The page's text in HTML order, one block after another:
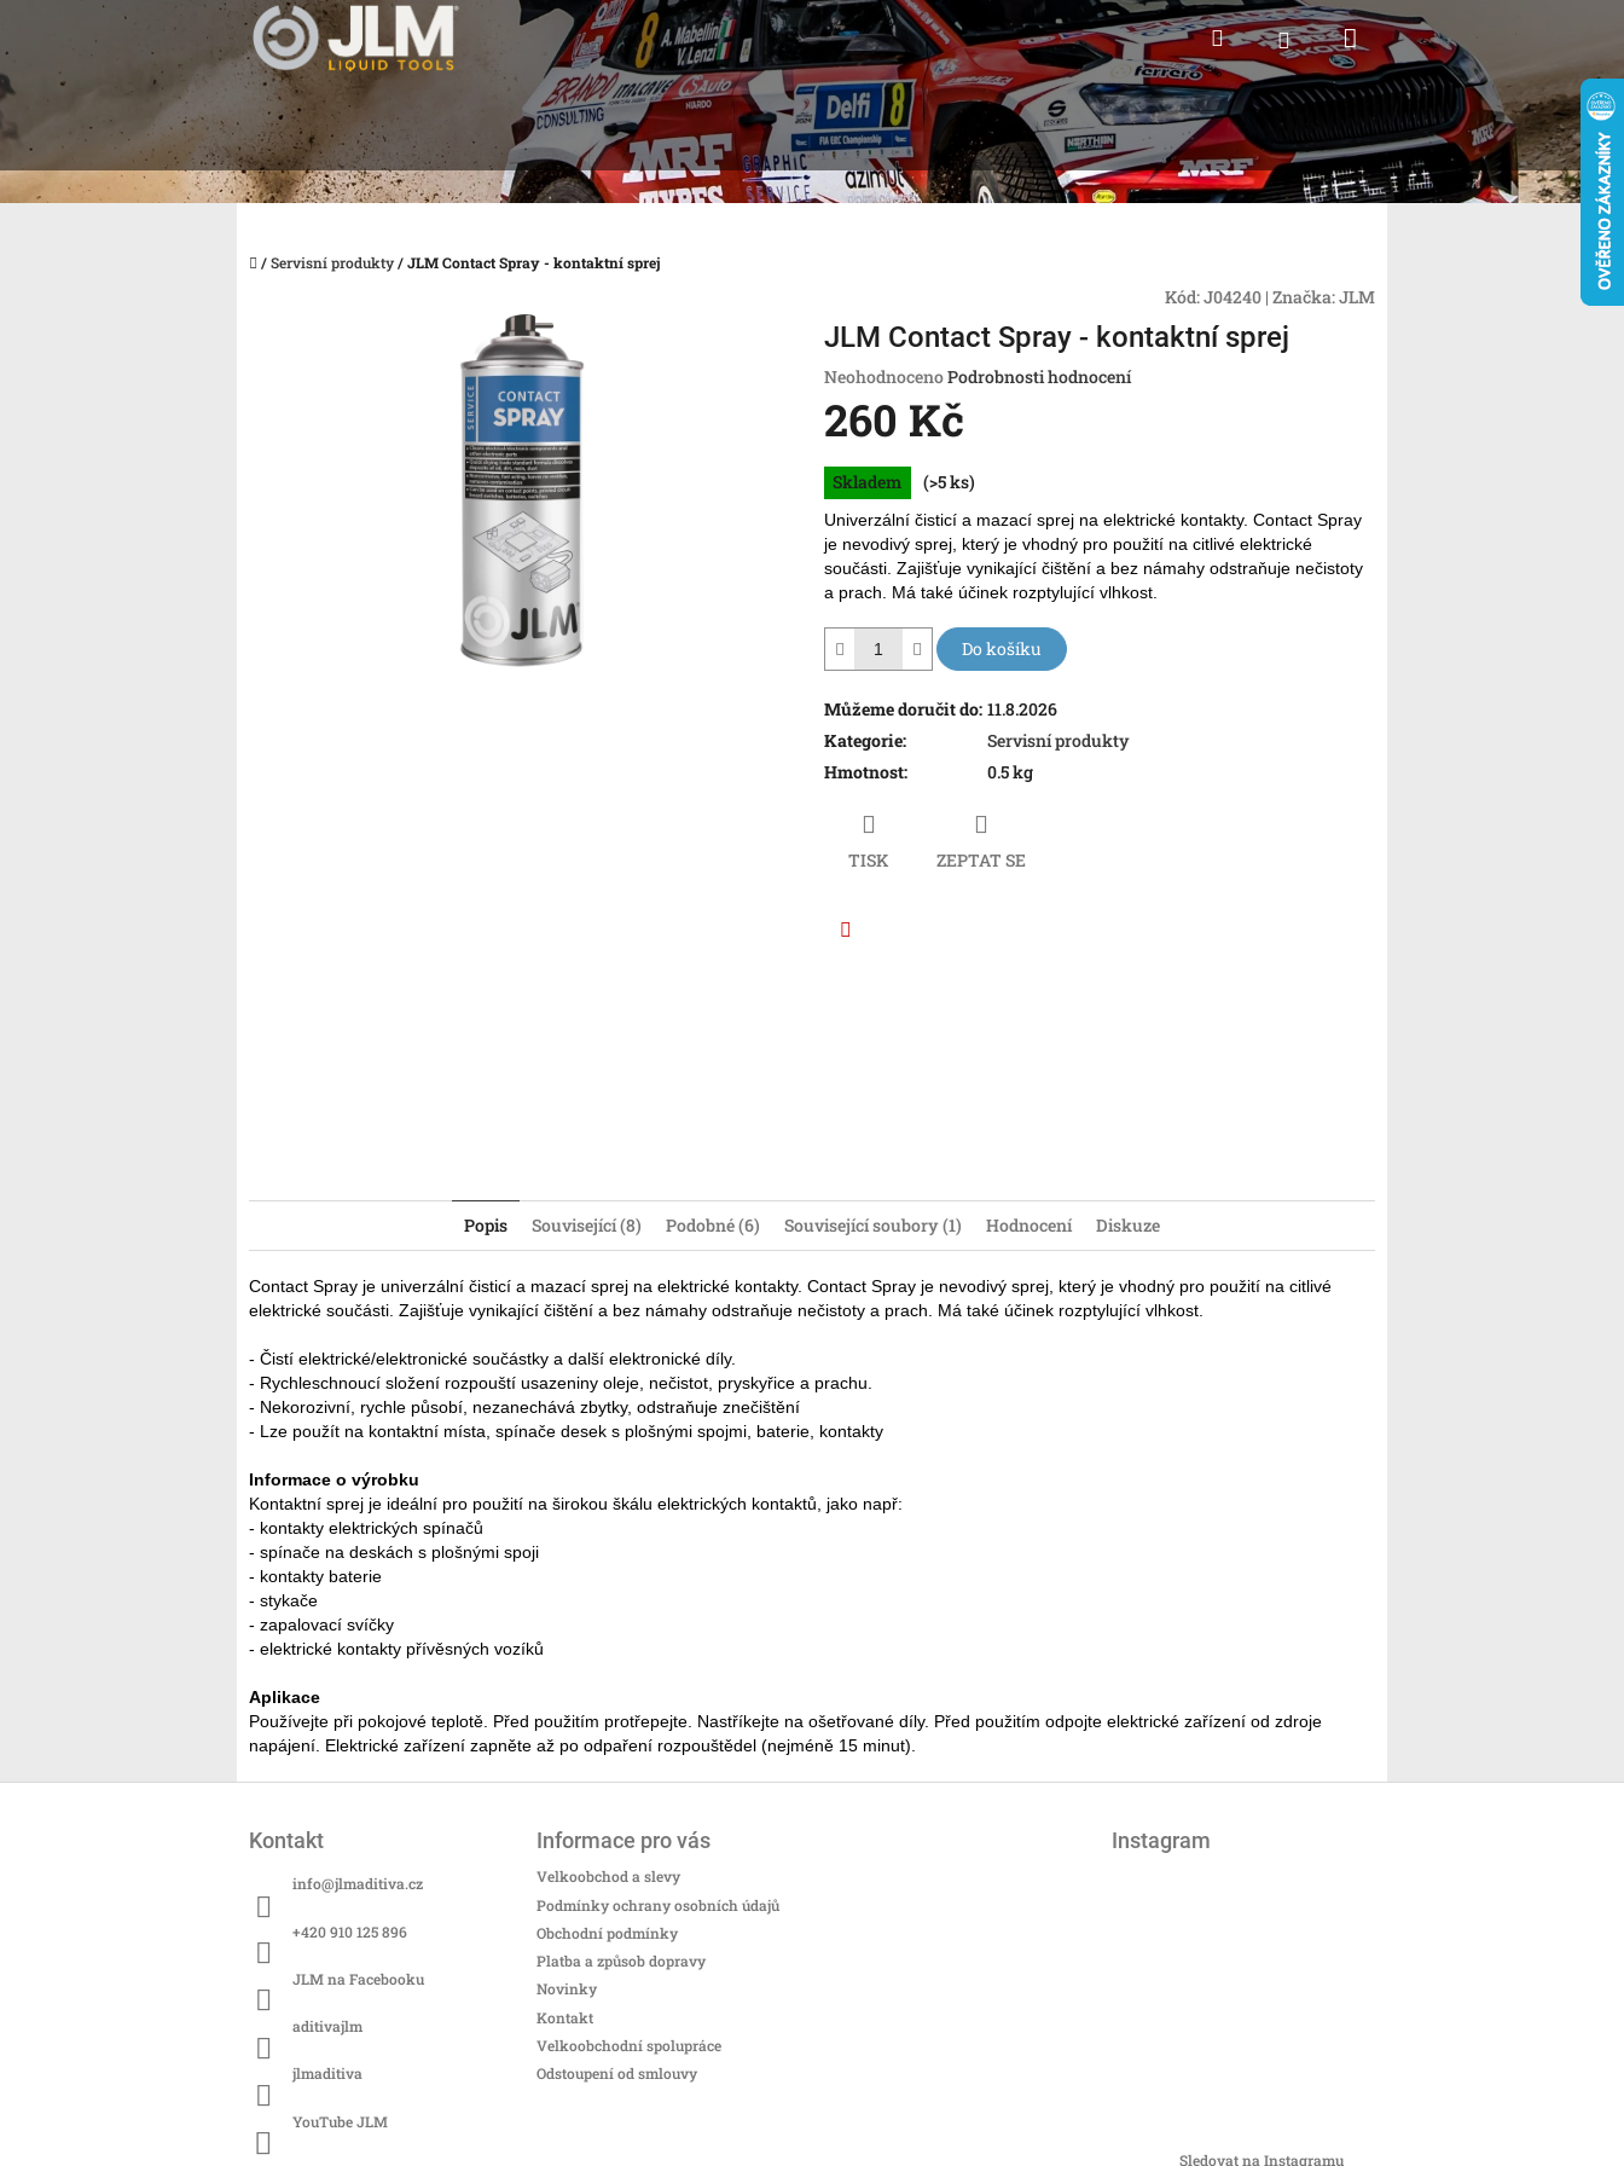
obsah
HledatPřihlášeníNákupní
košík
Domů
/Servisní produkty/JLM Contact Spray - kontaktní sprej
Kód:J04240 | Značka:JLM
JLM Contact Spray - kontaktní sprej
Průměrné
hodnocení
produktu
0,0
z
5
hvězdiček.
NeohodnocenoPodrobnosti hodnocení
260 Kč
Měrná
cena:
Skladem (>5 ks)
Univerzální čisticí a mazací sprej na elektrické kontakty. Contact Spray
je nevodivý sprej, který je vhodný pro použití na citlivé elektrické
součásti. Zajišťuje vynikající čištění a bez námahy odstraňuje nečistoty
a prach. Má také účinek rozptylující vlhkost.
Do košíku
Můžeme doručit do: 11.8.2026
Kategorie:
Servisní produkty
Hmotnost: 0.5 kg
TISK ZEPTAT SE
Popis Související (8) Podobné (6) Související soubory (1) Hodnocení Diskuze
Contact Spray je univerzální čisticí a mazací sprej na elektrické kontakty. Contact Spray je nevodivý sprej, který je vhodný pro použití na citlivé
elektrické součásti. Zajišťuje vynikající čištění a bez námahy odstraňuje nečistoty a prach. Má také účinek rozptylující vlhkost.
- Čistí elektrické/elektronické součástky a další elektronické díly.
- Rychleschnoucí složení rozpouští usazeniny oleje, nečistot, pryskyřice a prachu.
- Nekorozivní, rychle působí, nezanechává zbytky, odstraňuje znečištění
- Lze použít na kontaktní místa, spínače desek s plošnými spojmi, baterie, kontakty
Informace o výrobku
Kontaktní sprej je ideální pro použití na širokou škálu elektrických kontaktů, jako např:
- kontakty elektrických spínačů
- spínače na deskách s plošnými spoji
- kontakty baterie
- stykače
- zapalovací svíčky
- elektrické kontakty přívěsných vozíků
Aplikace
Používejte při pokojové teplotě. Před použitím protřepejte. Nastříkejte na ošetřované díly. Před použitím odpojte elektrické zařízení od zdroje
napájení. Elektrické zařízení zapněte až po odpaření rozpouštědel (nejméně 15 minut).
Kontakt
info@jlmaditiva.cz
+420 910 125 896
JLM na Facebooku
aditivajlm
jlmaditiva
YouTube JLM
Informace pro vás
Velkoobchod a slevy
Podmínky ochrany osobních údajů
Obchodní podmínky
Platba a způsob dopravy
Novinky
Kontakt
Velkoobchodní spolupráce
Odstoupení od smlouvy
Instagram
Sledovat na Instagramu